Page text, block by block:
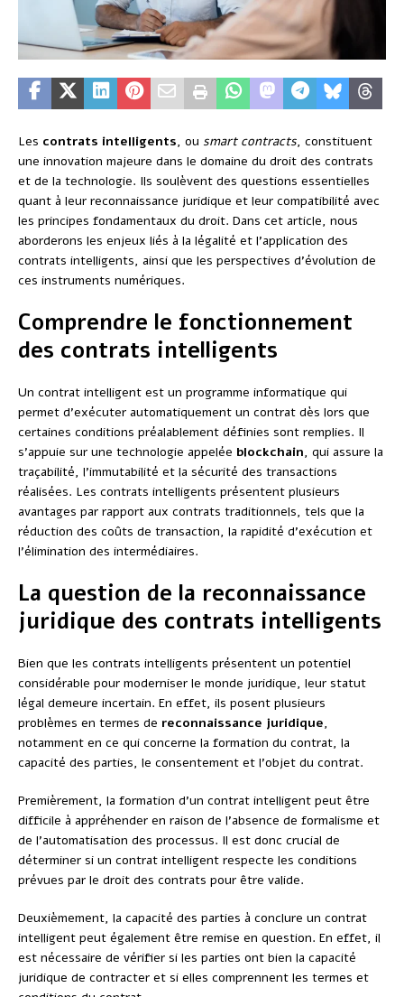
Les contrats intelligents, ou smart contracts, constituent
une innovation majeure dans le domaine du droit des contrats
et de la technologie. Ils soulèvent des questions essentielles
quant à leur reconnaissance juridique et leur compatibilité avec
les principes fondamentaux du droit. Dans cet article, nous
aborderons les enjeux liés à la légalité et l’application des
contrats intelligents, ainsi que les perspectives d’évolution de
ces instruments numériques.
Comprendre le fonctionnement
des contrats intelligents
Un contrat intelligent est un programme informatique qui
permet d’exécuter automatiquement un contrat dès lors que
certaines conditions préalablement définies sont remplies. Il
s’appuie sur une technologie appelée blockchain, qui assure la
traçabilité, l’immutabilité et la sécurité des transactions
réalisées. Les contrats intelligents présentent plusieurs
avantages par rapport aux contrats traditionnels, tels que la
réduction des coûts de transaction, la rapidité d’exécution et
l’élimination des intermédiaires.
La question de la reconnaissance
juridique des contrats intelligents
Bien que les contrats intelligents présentent un potentiel
considérable pour moderniser le monde juridique, leur statut
légal demeure incertain. En effet, ils posent plusieurs
problèmes en termes de reconnaissance juridique,
notamment en ce qui concerne la formation du contrat, la
capacité des parties, le consentement et l’objet du contrat.
Premièrement, la formation d’un contrat intelligent peut être
difficile à appréhender en raison de l’absence de formalisme et
de l’automatisation des processus. Il est donc crucial de
déterminer si un contrat intelligent respecte les conditions
prévues par le droit des contrats pour être valide.
Deuxièmement, la capacité des parties à conclure un contrat
intelligent peut également être remise en question. En effet, il
est nécessaire de vérifier si les parties ont bien la capacité
juridique de contracter et si elles comprennent les termes et